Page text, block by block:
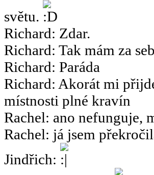
světu.
Richard: Zdar.
Richard: Tak mám za
Richard: Paráda
Richard: Akorát mi
místnosti plné kravín
Rachel: ano nefunguje,
Rachel: já jsem
Jindřich: